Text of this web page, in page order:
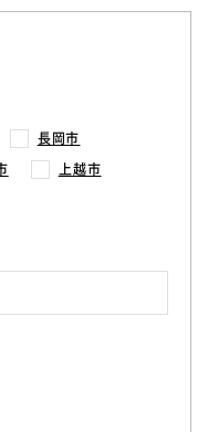
長岡市
上越市